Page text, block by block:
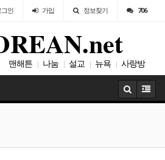
그인 가입 정보찾기 706
맨해튼 나눔 설교 뉴욕 사랑방
이민